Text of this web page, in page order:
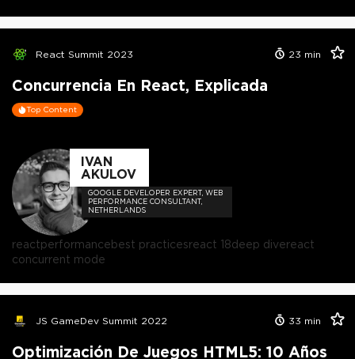
React Summit 2023 23 min
Concurrencia En React, Explicada
Top Content
IVAN
AKULOV
GOOGLE DEVELOPER EXPERT, WEB
PERFORMANCE CONSULTANT,
NETHERLANDS
reactperformancebest practicesreact 18deep divereact
concurrent mode
JS GameDev Summit 2022 33 min
Optimización De Juegos HTML5: 10 Años